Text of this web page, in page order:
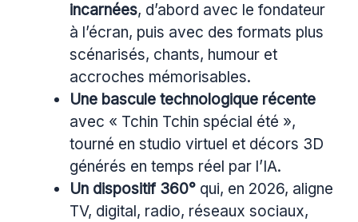
incarnées, d’abord avec le fondateur
à l’écran, puis avec des formats plus
scénarisés, chants, humour et
accroches mémorisables.
Une bascule technologique récente
avec « Tchin Tchin spécial été »,
tourné en studio virtuel et décors 3D
générés en temps réel par l’IA.
Un dispositif 360° qui, en 2026, aligne
TV, digital, radio, réseaux sociaux,